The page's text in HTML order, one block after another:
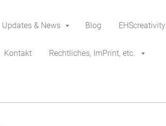
Updates & News Blog EHScreativity
Kontakt Rechtliches, ImPrint, etc.